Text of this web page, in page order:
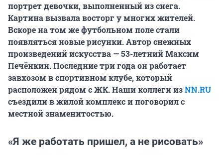
портрет девочки, выполненный из снега.
Картина вызвала восторг у многих жителей.
Вскоре на том же футбольном поле стали
появляться новые рисунки.Автор снежных
произведений искусства — 53-летний Максим
Печёнкин. Последние три года он работает
завхозом в спортивном клубе, который
расположен рядом с ЖК. Наши коллеги изNN.RU
съездили в жилой комплекс и поговорил с
местной знаменитостью.
«Я же работать пришел, а не рисовать»